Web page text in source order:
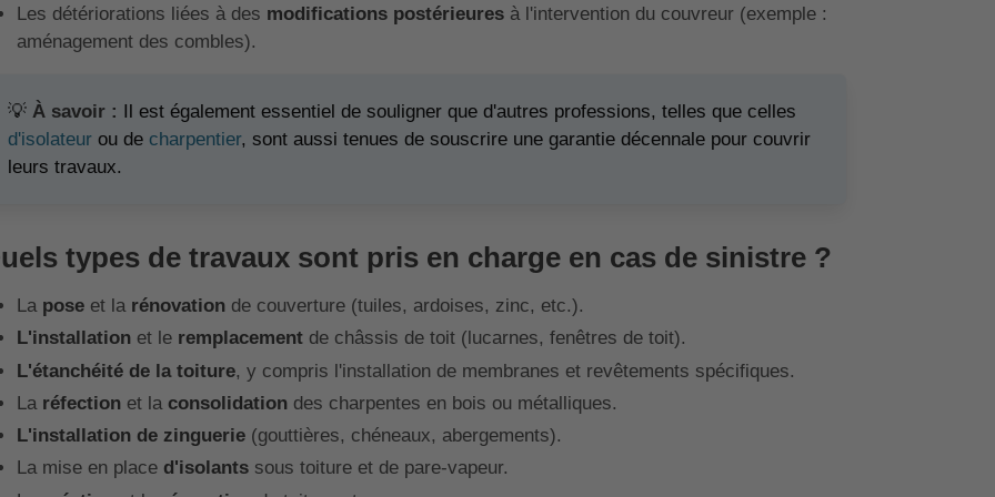
Les détériorations liées à des modifications postérieuresà l'intervention du couvreur (exemple :
aménagement des combles).
💡 À savoir : Il est également essentiel de souligner que d'autres professions, telles que celles
d'isolateur ou de charpentier, sont aussi tenues de souscrire une garantie décennale pour couvrir
leurs travaux.
types de travaux sont pris en charge en cas de sinistre ?
La pose et la rénovation de couverture (tuiles, ardoises, zinc, etc.).
L'installation et le remplacement de châssis de toit (lucarnes, fenêtres de toit).
L'étanchéité de la toiture, y compris l'installation de membranes et revêtements spécifiques.
La réfection et la consolidation des charpentes en bois ou métalliques.
L'installation de zinguerie(gouttières, chéneaux, abergements).
La mise en place d'isolants sous toiture et de pare-vapeur.